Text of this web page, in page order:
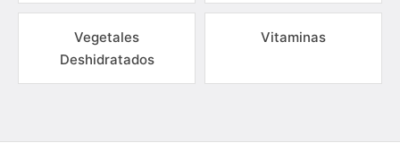
Vegetales
Deshidratados
Vitaminas